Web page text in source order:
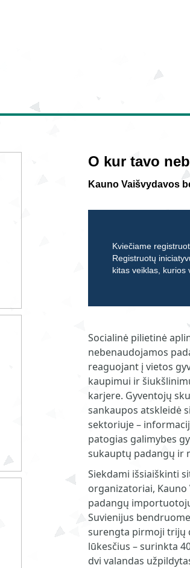
O kur tavo
Kauno Vaišvydavos
Kviečiame
Registruotų
kitas veiklas, kurios
Socialinė pilietinė
nebenaudojamos
reaguojant į vietos
kaupimui ir
karjere. Gyventojų
sankaupos atskleidė
sektoriuje –
patogias galimybes
sukauptų padangų ir
Siekdami išsiaiškinti
organizatoriai,
padangų
Suvienijus
surengta pirmoji trijų
lūkesčius – surinkta
dvi valandas